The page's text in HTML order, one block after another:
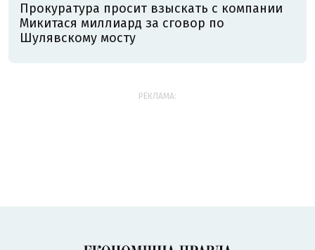
Прокуратура просит взыскать с компании
Микитася миллиард за сговор по
Шулявскому мосту
РЕКЛАМА: